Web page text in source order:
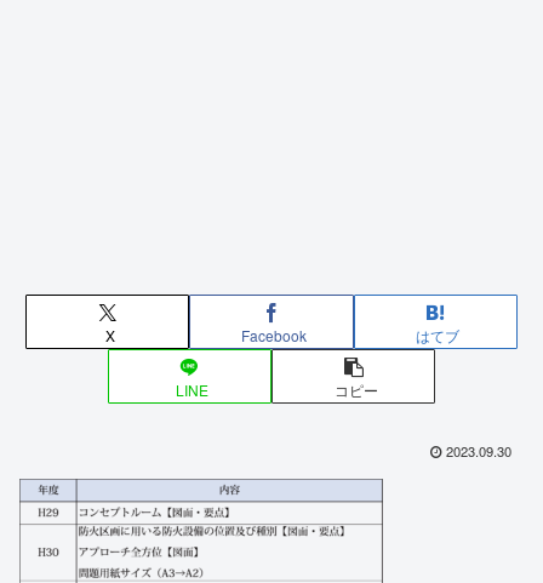
X Facebook はてブ
LINE コピー
2023.09.30